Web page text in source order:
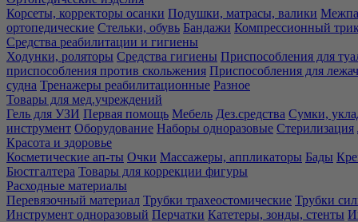
Корсеты, корректоры осанки Подушки, матрасы, валики
ортопедические Стельки, обувь Бандажи Компрессионный
Средства реабилитации и гигиены
Ходунки, роляторы Средства гигиены Приспособления для
приспособления против скольжения Приспособления для
судна Тренажеры реабилитационные Разное
Товары для мед.учреждений
Гель для УЗИ Первая помощь Мебель Дез.средства Сумки,
инструмент Оборудование Наборы одноразовые Стерилизация
Красота и здоровье
Косметические ап-ты Очки Массажеры, аппликаторы Бады
Бюстгалтера Товары для коррекции фигуры
Расходные материалы
Перевязочный материал Трубки трахеостомические Трубки
Инструмент одноразовый Перчатки Катетеры, зонды, стенты